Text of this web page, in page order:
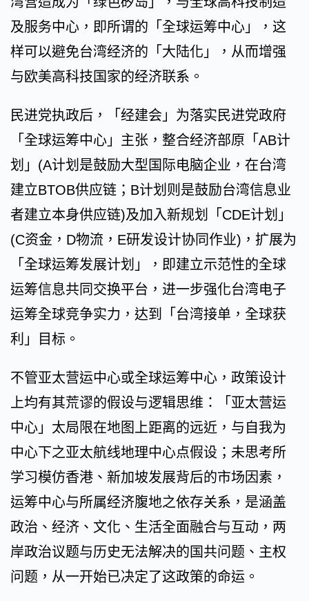
及服务中心，即所谓的「全球运筹中心」，这
样可以避免台湾经济的「大陆化」，从而增强
与欧美高科技国家的经济联系。
民进党执政后，「经建会」为落实民进党政府
「全球运筹中心」主张，整合经济部原「AB计
划」(A计划是鼓励大型国际电脑企业，在台湾
建立BTOB供应链；B计划则是鼓励台湾信息业
者建立本身供应链)及加入新规划「CDE计划」
(C资金，D物流，E研发设计协同作业)，扩展为
「全球运筹发展计划」，即建立示范性的全球
运筹信息共同交换平台，进一步强化台湾电子
运筹全球竞争实力，达到「台湾接单，全球获
利」目标。
不管亚太营运中心或全球运筹中心，政策设计
上均有其荒谬的假设与逻辑思维：「亚太营运
中心」太局限在地图上距离的远近，与自我为
中心下之亚太航线地理中心点假设；未思考所
学习模仿香港、新加坡发展背后的市场因素，
运筹中心与所属经济腹地之依存关系，是涵盖
政治、经济、文化、生活全面融合与互动，两
岸政治议题与历史无法解决的国共问题、主权
问题，从一开始已决定了这政策的命运。